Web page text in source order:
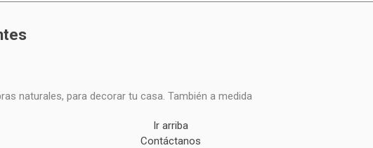
naturales, para decorar tu casa. También a medida
Ir arriba
Contáctanos